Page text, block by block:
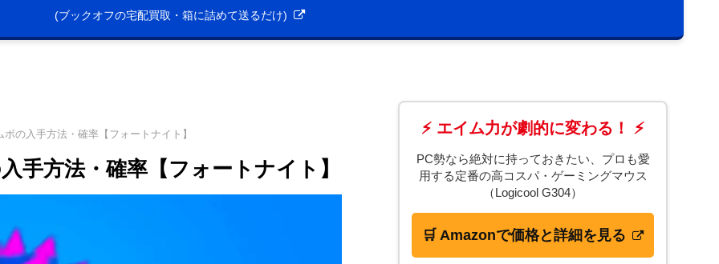
(ブックオフの宅配買取・箱に詰めて送るだけ)
の入手方法・確率【フォートナイト】
手方法・確率【フォートナイト】
⚡ エイム力が劇的に変わる！ ⚡
PC勢なら絶対に持っておきたい、プロも愛
用する定番の高コスパ・ゲーミングマウス
（Logicool G304）
🛒 Amazonで価格と詳細を見る